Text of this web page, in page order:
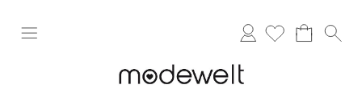
Anmelden